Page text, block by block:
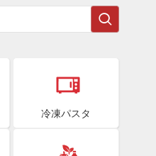
冷凍パスタ